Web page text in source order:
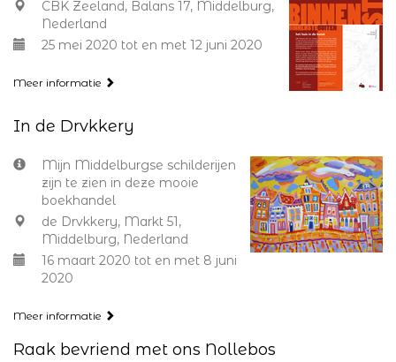
CBK Zeeland, Balans 17, Middelburg,
Nederland
25 mei 2020 tot en met 12 juni 2020
Meer informatie
In de Drvkkery
Mijn Middelburgse schilderijen
zijn te zien in deze mooie
boekhandel
de Drvkkery, Markt 51,
Middelburg, Nederland
16 maart 2020 tot en met 8 juni
2020
Meer informatie
Raak bevriend met ons Nollebos